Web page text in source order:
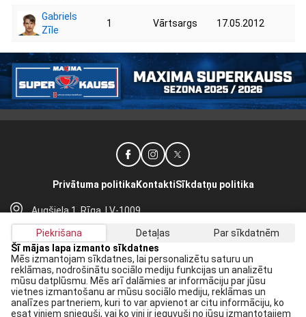
Gabriels
Zīle
1 Vārtsargs 17.05.2012
Augšiela 1, Rīga, LV-1009
lhf@lhf.lv
+371 67565614
Privātuma politika KontaktiSīkdatņu politika
Saņem jaunākās ziņas savā E-pastā:
Pieteikties
Piekrišana Detaļas
Par sīkdatnēm
Šī mājas lapa izmanto sīkdatnes
Mēs izmantojam sīkdatnes, lai personalizētu saturu un
reklāmas, nodrošinātu sociālo mediju funkcijas un analizētu
mūsu datplūsmu. Mēs arī dalāmies ar informāciju par jūsu
vietnes izmantošanu ar mūsu sociālo mediju, reklāmas un
analīzes partneriem, kuri to var apvienot ar citu informāciju, ko
esat viņiem snieguši, vai ko viņi ir ieguvuši no jūsu izmantotajiem